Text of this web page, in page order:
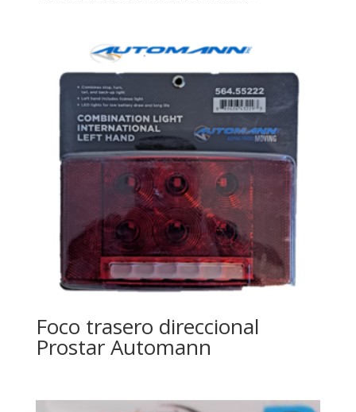
Foco trasero direccional
Prostar Automann